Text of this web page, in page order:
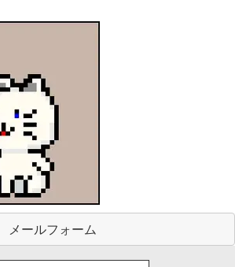
メールフォーム